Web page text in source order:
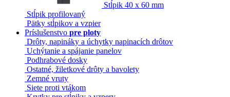
Stĺpik 40 x 60 mm
Stĺpik profilovaný
Pätky stĺpikov a vzpier
Príslušenstvo pre ploty
Drôty, napináky a úchytky napinacích drôtov
Uchýtanie a spájanie panelov
Podhrabové dosky
Ostatné, žiletkové drôty a bavolety
Zemné vruty
Siete proti vtákom